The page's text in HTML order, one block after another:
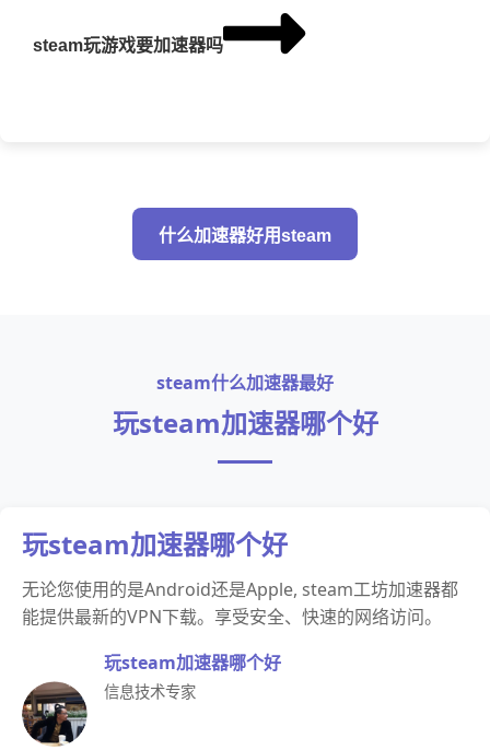
steam玩游戏要加速器吗
什么加速器好用steam
steam什么加速器最好
玩steam加速器哪个好
玩steam加速器哪个好
无论您使用的是Android还是Apple, steam工坊加速器都
能提供最新的VPN下载。享受安全、快速的网络访问。
玩steam加速器哪个好
信息技术专家